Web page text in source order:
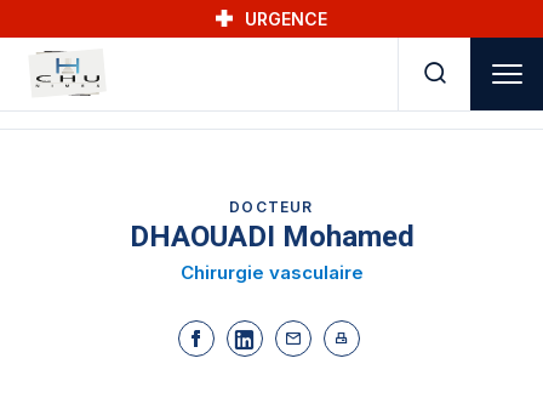
URGENCE
DOCTEUR
DHAOUADI Mohamed
Chirurgie vasculaire